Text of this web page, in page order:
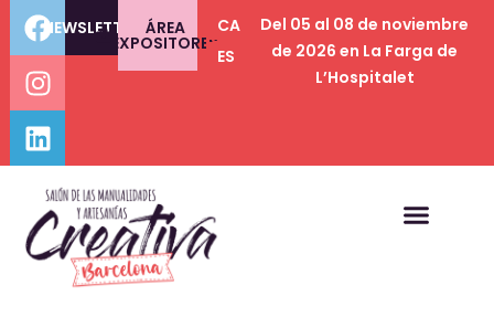
Del 05 al 08 de noviembre
de 2026 en La Farga de
L’Hospitalet
NEWSLETTER ÁREA
EXPOSITORES
CA
ES